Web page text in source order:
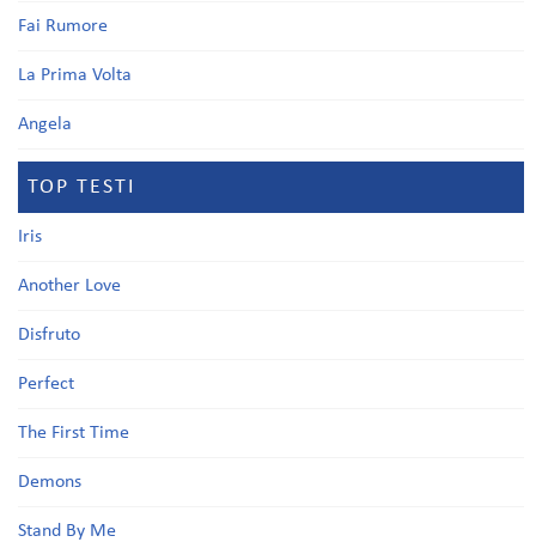
Fai Rumore
La Prima Volta
Angela
TOP TESTI
Iris
Another Love
Disfruto
Perfect
The First Time
Demons
Stand By Me